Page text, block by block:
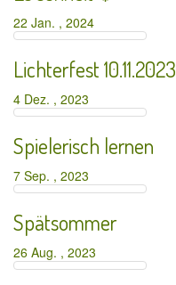
22 Jan. , 2024
Lichterfest 10.11.2023
4 Dez. , 2023
Spielerisch lernen
7 Sep. , 2023
Spätsommer
26 Aug. , 2023